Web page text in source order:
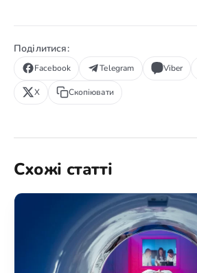
Поділитися:
Facebook Telegram Viber
X Скопіювати
Схожі статті